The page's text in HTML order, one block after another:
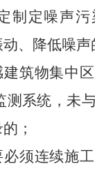
制定噪声
、降低噪声
筑物集中
测系统，未
；
须连续施